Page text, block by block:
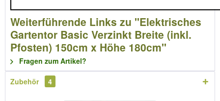
Weiterführende Links zu "Elektrisches
Gartentor Basic Verzinkt Breite (inkl.
Pfosten) 150cm x Höhe 180cm"
Fragen zum Artikel?
Zubehör 4